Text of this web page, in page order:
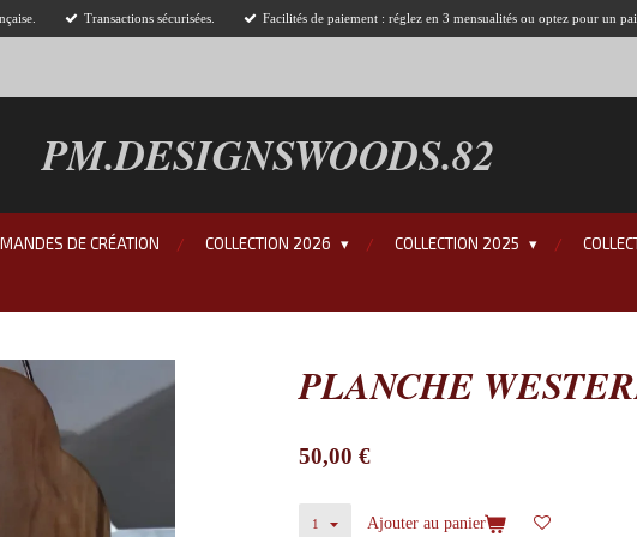
Transactions sécurisées. Facilités de paiement : réglez en 3 mensualités ou optez pour un
PM.DESIGNSWOODS.82
DE CRÉATION COLLECTION 2026 COLLECTION 2025
PLANCHE
50,00 €
Ajouter au panier